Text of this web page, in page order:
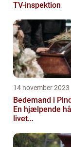
TV-inspektion
14 november 2023
Bedemand i
En hjælpende
livet...